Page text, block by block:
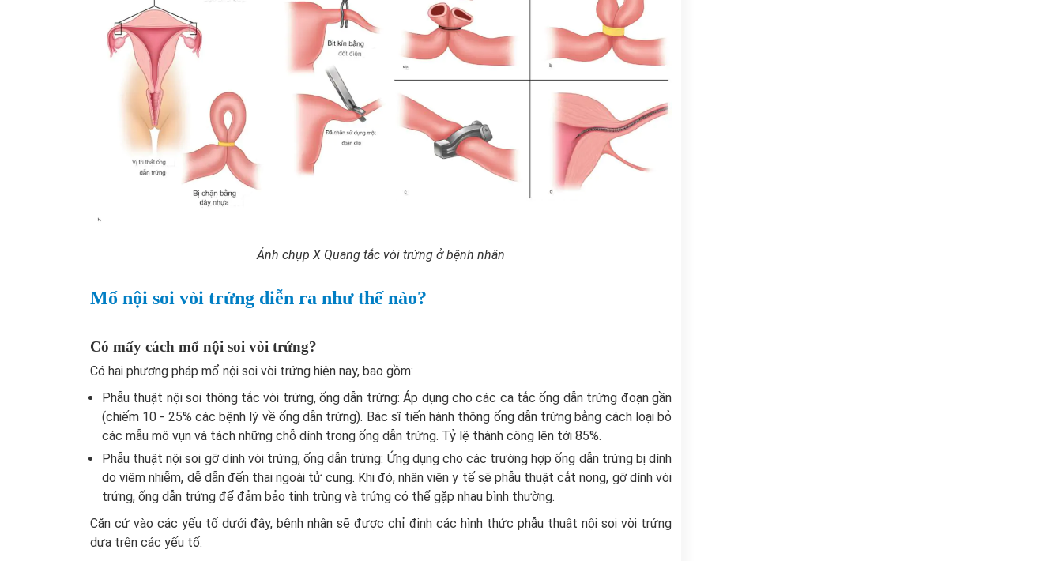
Ảnh chụp X Quang tắc vòi trứng ở bệnh nhân
Mổ nội soi vòi trứng diễn ra như thế nào?
Có mấy cách mổ nội soi vòi trứng?
Có hai phương pháp mổ nội soi vòi trứng hiện nay, bao gồm:
Phẫu thuật nội soi thông tắc vòi trứng, ống dẫn trứng: Áp dụng cho các ca tắc ống dẫn trứng đoạn gần
(chiếm 10 - 25% các bệnh lý về ống dẫn trứng). Bác sĩ tiến hành thông ống dẫn trứng bằng cách loại bỏ
các mẫu mô vụn và tách những chỗ dính trong ống dẫn trứng. Tỷ lệ thành công lên tới 85%.
Phẫu thuật nội soi gỡ dính vòi trứng, ống dẫn trứng: Ứng dụng cho các trường hợp ống dẫn trứng bị dính
do viêm nhiễm, dễ dẫn đến thai ngoài tử cung. Khi đó, nhân viên y tế sẽ phẫu thuật cắt nong, gỡ dính vòi
trứng, ống dẫn trứng để đảm bảo tinh trùng và trứng có thể gặp nhau bình thường.
Căn cứ vào các yếu tố dưới đây, bệnh nhân sẽ được chỉ định các hình thức phẫu thuật nội soi vòi trứng
dựa trên các yếu tố: